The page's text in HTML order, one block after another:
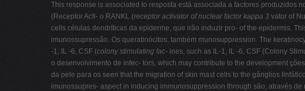
This response is associated to resposta está associada a factores produzidos
(Receptor Acti- o RANKL (receptor activator of nuclear factor kappa 3 vator of
cells células dendríticas da epiderme, que irão induzir pro- of the epidermis.
imunossupressão. Os queratinócitos, também munosuppression. The
-1, IL -6, CSF (colony stimulating fac- ines, such as IL-1, IL -6, CSF (Colony
o desenvolvimento de infec- tors, which may contribute to the development
da pele para os seen that the migration of skin mast cells to the gânglios
imunossupres- aspect in inducing immunosuppression through são, através